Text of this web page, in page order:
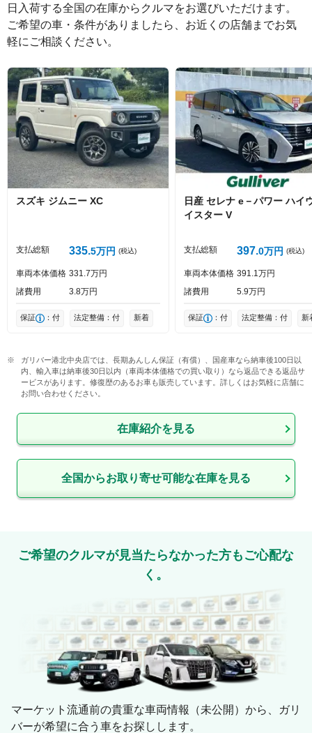
絵文字は投稿時に削除します 0文字/140文字
Captcha
日入荷する全国の在庫からクルマをお選びいただけます。
ご希望の車・条件がありましたら、お近くの店舗までお気
軽にご相談ください。
スズキ ジムニー XC
支払総額 335 5万円 (税込)
車両本体価格 331 7万円
諸費用
3 8万円
保証 ：付 法定整備：付 新着
日産 セレナ e－パワー ハイ
イスター V
支払総額 397 0万円 (税込)
車両本体価格 391 1万円
諸費用
5 9万円
保証 ：付 法定整備：付 新
ガリバー港北中央店では、長期あんしん保証（有償）、国産車なら納車後100日以
内、輸入車は納車後30日以内（車両本体価格での買い取り）なら返品できる返品サ
ービスがあります。修復歴のあるお車も販売しています。詳しくはお気軽に店舗に
お問い合わせください。
在庫紹介を見る
全国からお取り寄せ可能な在庫を見る
ご希望のクルマが見当たらなかった方もご心配な
く。
マーケット流通前の貴重な車両情報（未公開）から、ガリ
バーが希望に合う車をお探しします。